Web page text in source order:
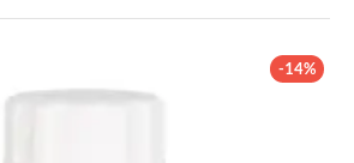
-14%